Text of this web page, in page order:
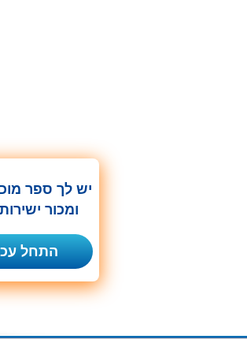
יש לך ספר
ומכור
התחל